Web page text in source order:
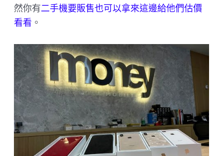
然你有二手機要販售也可以拿來這邊給他們估價
看看 。